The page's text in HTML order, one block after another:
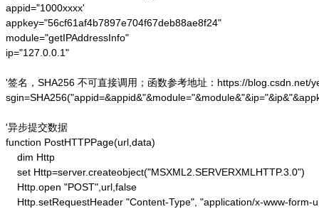
appid="1000xxxx'
appkey="56cf61af4b7897e704f67deb88ae8f24"
module="getIPAddressInfo"
ip="127.0.0.1"
'签名，SHA256 不可直接调用；函数参考地址：https://blog.csdn.net/
'异步提交数据
function PostHTTPPage(url,data)
    dim Http
    set Http=server.createobject("MSXML2.SERVERXMLHTTP.3.0")
    Http.open "POST",url,false
Http.setRequestHeader "Content-Type", "application/x-www-form-